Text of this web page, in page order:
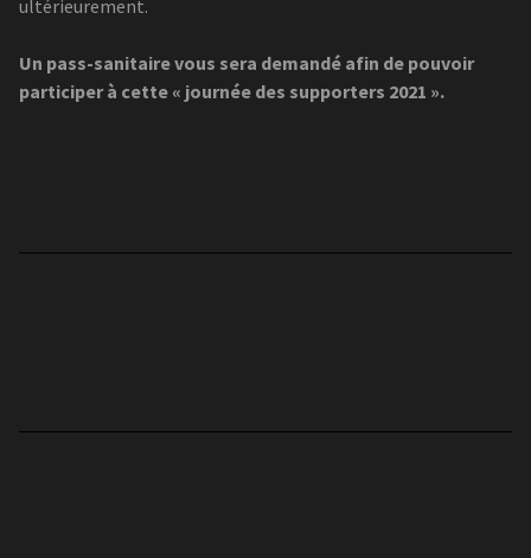
ultérieurement.
Un pass-sanitaire vous sera demandé afin de pouvoir
participer à cette « journée des supporters 2021 ».